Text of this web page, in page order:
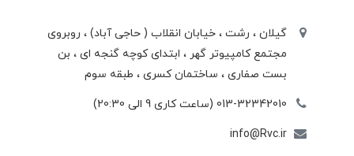
گیلان ، رشت ، خيابان انقلاب ( حاجی آباد) ، روبروی
مجتمع كامپيوتر گهر ، ابتدای كوچه گنجه ای ، بن
بست صفاری ، ساختمان كسری ، طبقه سوم
013-32342010 (ساعت کاری 9 الی 20:30)
info@Rvc.ir